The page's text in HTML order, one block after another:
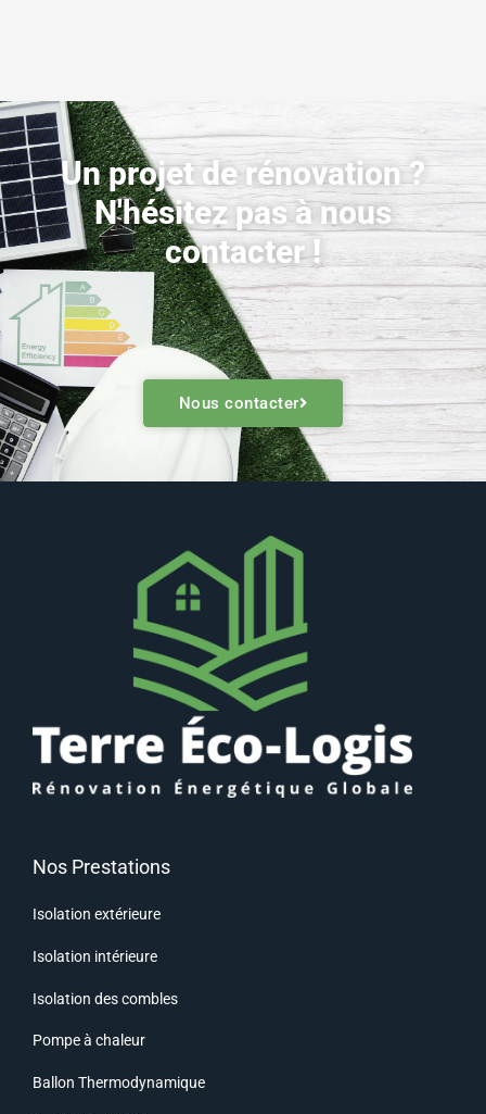
Un projet de rénovation ?
N'hésitez pas à nous
contacter !
Nous contacter
Nos Prestations
Isolation extérieure
Isolation intérieure
Isolation des combles
Pompe à chaleur
Ballon Thermodynamique